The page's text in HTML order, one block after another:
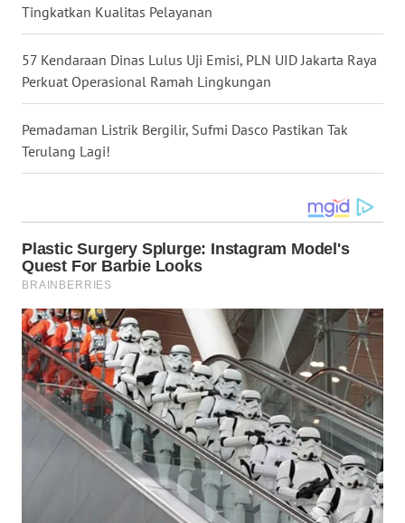
Tingkatkan Kualitas Pelayanan
57 Kendaraan Dinas Lulus Uji Emisi, PLN UID Jakarta Raya
Perkuat Operasional Ramah Lingkungan
Pemadaman Listrik Bergilir, Sufmi Dasco Pastikan Tak
Terulang Lagi!
TOBA
WN
LANGKAT
WN
TAPANULI
SELATAN
WN
TANJUNG
LESUNG